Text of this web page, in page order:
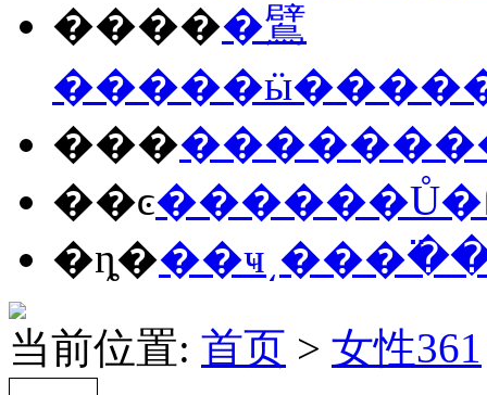
�����鷿
�����ӹ�
�������
��ͼ������Ů
�ȵ���ҹ ͵���߳�
当前位置: 首页 > 女性361